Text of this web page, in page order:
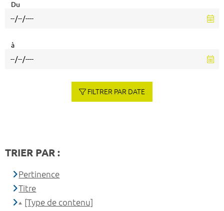
Du
à
FILTRER PAR DATE
TRIER PAR :
Pertinence
Titre
[Type de contenu]